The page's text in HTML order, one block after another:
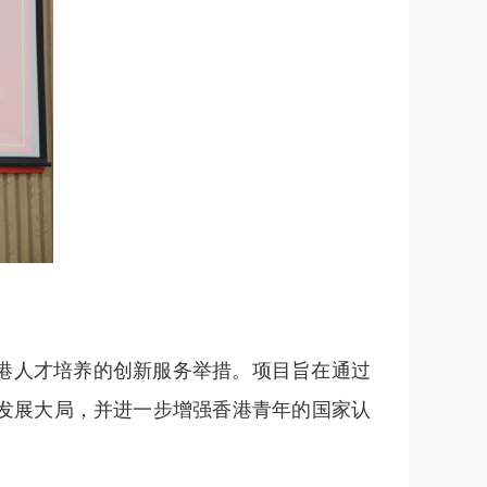
才培养的创新服务举措。项目旨在通过
大局，并进一步增强香港青年的国家认